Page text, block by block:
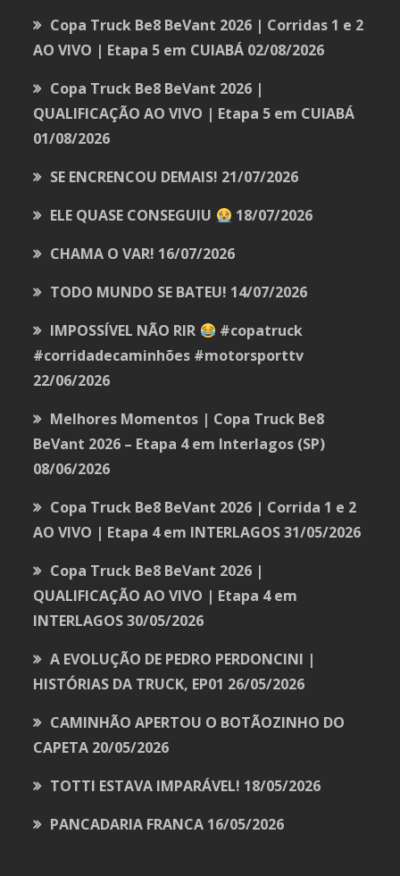
Copa Truck Be8 BeVant 2026 | Corridas 1 e 2
AO VIVO | Etapa 5 em CUIABÁ 02/08/2026
Copa Truck Be8 BeVant 2026 |
QUALIFICAÇÃO AO VIVO | Etapa 5 em CUIABÁ
01/08/2026
SE ENCRENCOU DEMAIS! 21/07/2026
ELE QUASE CONSEGUIU
18/07/2026
CHAMA O VAR! 16/07/2026
TODO MUNDO SE BATEU! 14/07/2026
IMPOSSÍVEL NÃO RIR
#copatruck
#corridadecaminhões #motorsporttv
22/06/2026
Melhores Momentos | Copa Truck Be8
BeVant 2026 – Etapa 4 em Interlagos (SP)
08/06/2026
Copa Truck Be8 BeVant 2026 | Corrida 1 e 2
AO VIVO | Etapa 4 em INTERLAGOS 31/05/2026
Copa Truck Be8 BeVant 2026 |
QUALIFICAÇÃO AO VIVO | Etapa 4 em
INTERLAGOS 30/05/2026
A EVOLUÇÃO DE PEDRO PERDONCINI |
HISTÓRIAS DA TRUCK, EP01 26/05/2026
CAMINHÃO APERTOU O BOTÃOZINHO DO
CAPETA 20/05/2026
TOTTI ESTAVA IMPARÁVEL! 18/05/2026
PANCADARIA FRANCA 16/05/2026